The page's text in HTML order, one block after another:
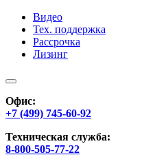
Видео
Тех. поддержка
Рассрочка
Лизинг
Офис:
+7 (499) 745-60-92
Техническая служба:
8-800-505-77-22